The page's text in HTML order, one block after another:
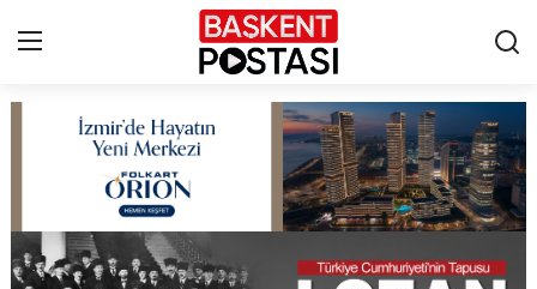
Çerez Politikası
Künye